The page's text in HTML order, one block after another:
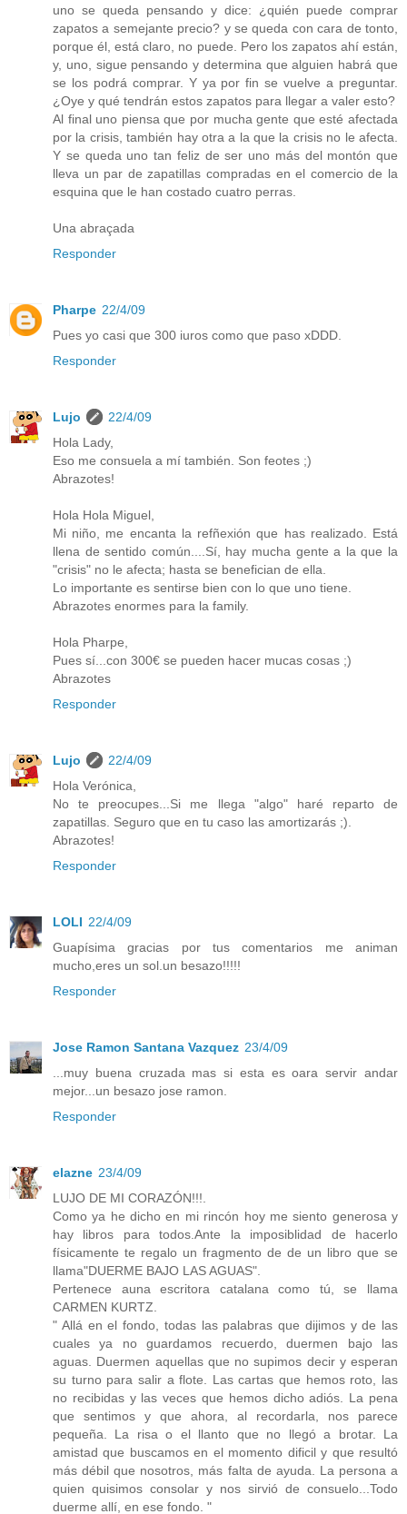
uno se queda pensando y dice: ¿quién puede comprar
zapatos a semejante precio? y se queda con cara de tonto,
porque él, está claro, no puede. Pero los zapatos ahí están,
y, uno, sigue pensando y determina que alguien habrá que
se los podrá comprar. Y ya por fin se vuelve a preguntar.
¿Oye y qué tendrán estos zapatos para llegar a valer esto?
Al final uno piensa que por mucha gente que esté afectada
por la crisis, también hay otra a la que la crisis no le afecta.
Y se queda uno tan feliz de ser uno más del montón que
lleva un par de zapatillas compradas en el comercio de la
esquina que le han costado cuatro perras.
Una abraçada
Responder
Pharpe 22/4/09
Pues yo casi que 300 iuros como que paso xDDD.
Responder
Lujo
22/4/09
Hola Lady,
Eso me consuela a mí también. Son feotes ;)
Abrazotes!
Hola Hola Miguel,
Mi niño, me encanta la refñexión que has realizado. Está
llena de sentido común....Sí, hay mucha gente a la que la
"crisis" no le afecta; hasta se benefician de ella.
Lo importante es sentirse bien con lo que uno tiene.
Abrazotes enormes para la family.
Hola Pharpe,
Pues sí...con 300€ se pueden hacer mucas cosas ;)
Abrazotes
Responder
Lujo
22/4/09
Hola Verónica,
No te preocupes...Si me llega "algo" haré reparto de
zapatillas. Seguro que en tu caso las amortizarás ;).
Abrazotes!
Responder
LOLI 22/4/09
Guapísima gracias por tus comentarios me animan
mucho,eres un sol.un besazo!!!!!
Responder
Jose Ramon Santana Vazquez 23/4/09
...muy buena cruzada mas si esta es oara servir andar
mejor...un besazo jose ramon.
Responder
elazne 23/4/09
LUJO DE MI CORAZÓN!!!.
Como ya he dicho en mi rincón hoy me siento generosa y
hay libros para todos.Ante la imposiblidad de hacerlo
físicamente te regalo un fragmento de de un libro que se
llama"DUERME BAJO LAS AGUAS".
Pertenece auna escritora catalana como tú, se llama
CARMEN KURTZ.
" Allá en el fondo, todas las palabras que dijimos y de las
cuales ya no guardamos recuerdo, duermen bajo las
aguas. Duermen aquellas que no supimos decir y esperan
su turno para salir a flote. Las cartas que hemos roto, las
no recibidas y las veces que hemos dicho adiós. La pena
que sentimos y que ahora, al recordarla, nos parece
pequeña. La risa o el llanto que no llegó a brotar. La
amistad que buscamos en el momento dificil y que resultó
más débil que nosotros, más falta de ayuda. La persona a
quien quisimos consolar y nos sirvió de consuelo...Todo
duerme allí, en ese fondo. "